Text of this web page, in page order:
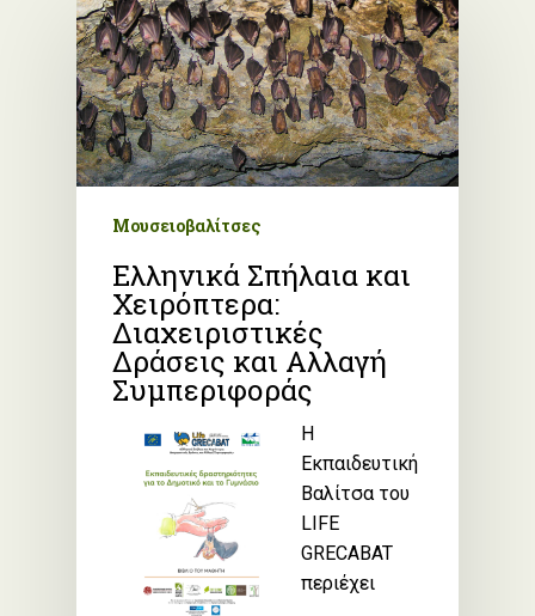
Μουσειοβαλίτσες
Ελληνικά Σπήλαια και
Χειρόπτερα:
Διαχειριστικές
Δράσεις και Αλλαγή
Συμπεριφοράς
Η
Εκπαιδευτική
Βαλίτσα του
LIFE
GRECABAT
περιέχει